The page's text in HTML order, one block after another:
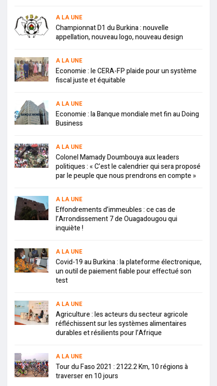
A LA UNE
Championnat D1 du Burkina : nouvelle
appellation, nouveau logo, nouveau design
A LA UNE
Economie : le CERA-FP plaide pour un système
fiscal juste et équitable
A LA UNE
Economie : la Banque mondiale met fin au Doing
Business
A LA UNE
Colonel Mamady Doumbouya aux leaders
politiques : « C’est le calendrier qui sera proposé
par le peuple que nous prendrons en compte »
A LA UNE
Effondrements d’immeubles : ce cas de
l’Arrondissement 7 de Ouagadougou qui
inquiète !
A LA UNE
Covid-19 au Burkina : la plateforme électronique,
un outil de paiement fiable pour effectué son
test
A LA UNE
Agriculture : les acteurs du secteur agricole
réfléchissent sur les systèmes alimentaires
durables et résilients pour l’Afrique
A LA UNE
Tour du Faso 2021 : 2122.2 Km, 10 régions à
traverser en 10 jours